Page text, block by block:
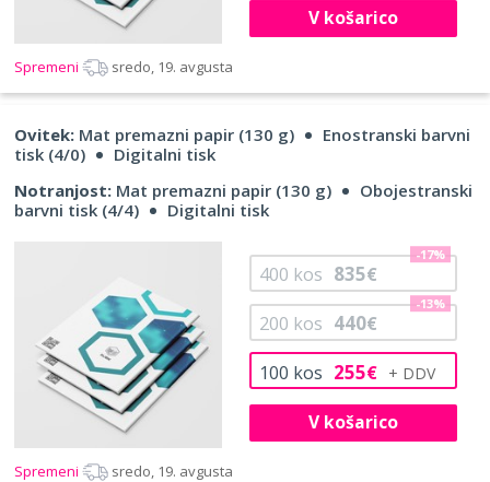
V košarico
Spremeni sredo, 19. avgusta
Ovitek: Mat premazni papir (130 g)
Enostranski barvni
tisk (4/0)
Digitalni tisk
Notranjost: Mat premazni papir (130 g)
Obojestranski
barvni tisk (4/4)
Digitalni tisk
100 kos 255€
200 kos 440€
-13%
400 kos 835€
-17%
V košarico
Spremeni sredo, 19. avgusta